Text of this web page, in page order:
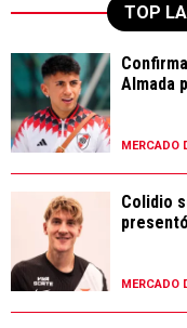
TOP
Almada
MERCADO
Colidio
MERCADO